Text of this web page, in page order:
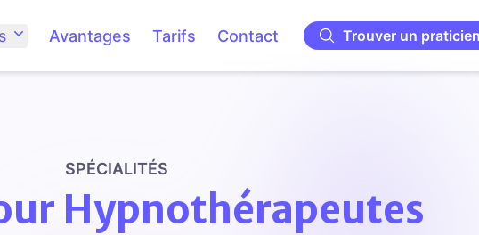
Avantages Tarifs Contact Trouver un praticien
SPÉCIALITÉS
Hypnothérapeutes